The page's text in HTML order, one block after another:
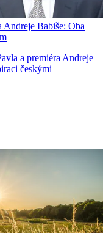
Andreje Babiše: Oba
a premiéra Andreje
českými